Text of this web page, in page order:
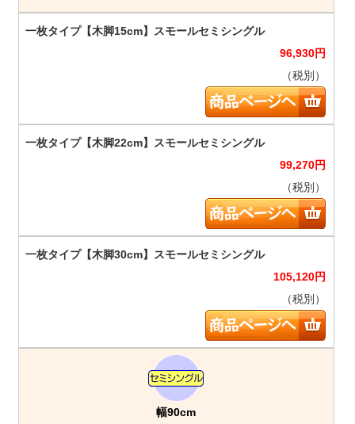
96,930円
（税別）
99,270円
（税別）
105,120円
（税別）
幅90cm